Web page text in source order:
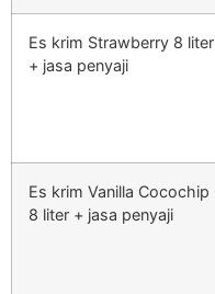
Es krim Strawberry 8 liter
+ jasa penyaji
Es krim Vanilla Cocochip
8 liter + jasa penyaji